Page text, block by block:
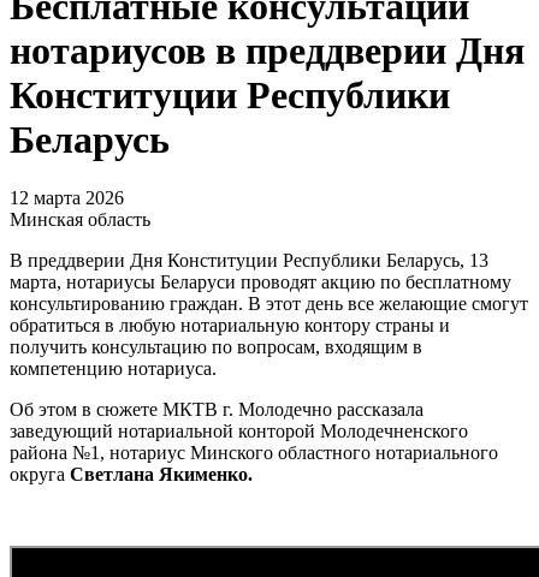
нотариусов в преддверии Дня
Конституции Республики
Беларусь
12 марта 2026
Минская область
В преддверии Дня Конституции Республики Беларусь, 13
марта, нотариусы Беларуси проводят акцию по бесплатному
консультированию граждан. В этот день все желающие смогут
обратиться в любую нотариальную контору страны и
получить консультацию по вопросам, входящим в
компетенцию нотариуса.
Об этом в сюжете МКТВ г. Молодечно рассказала
заведующий нотариальной конторой Молодечненского
района №1, нотариус Минского областного нотариального
округа Светлана Якименко.